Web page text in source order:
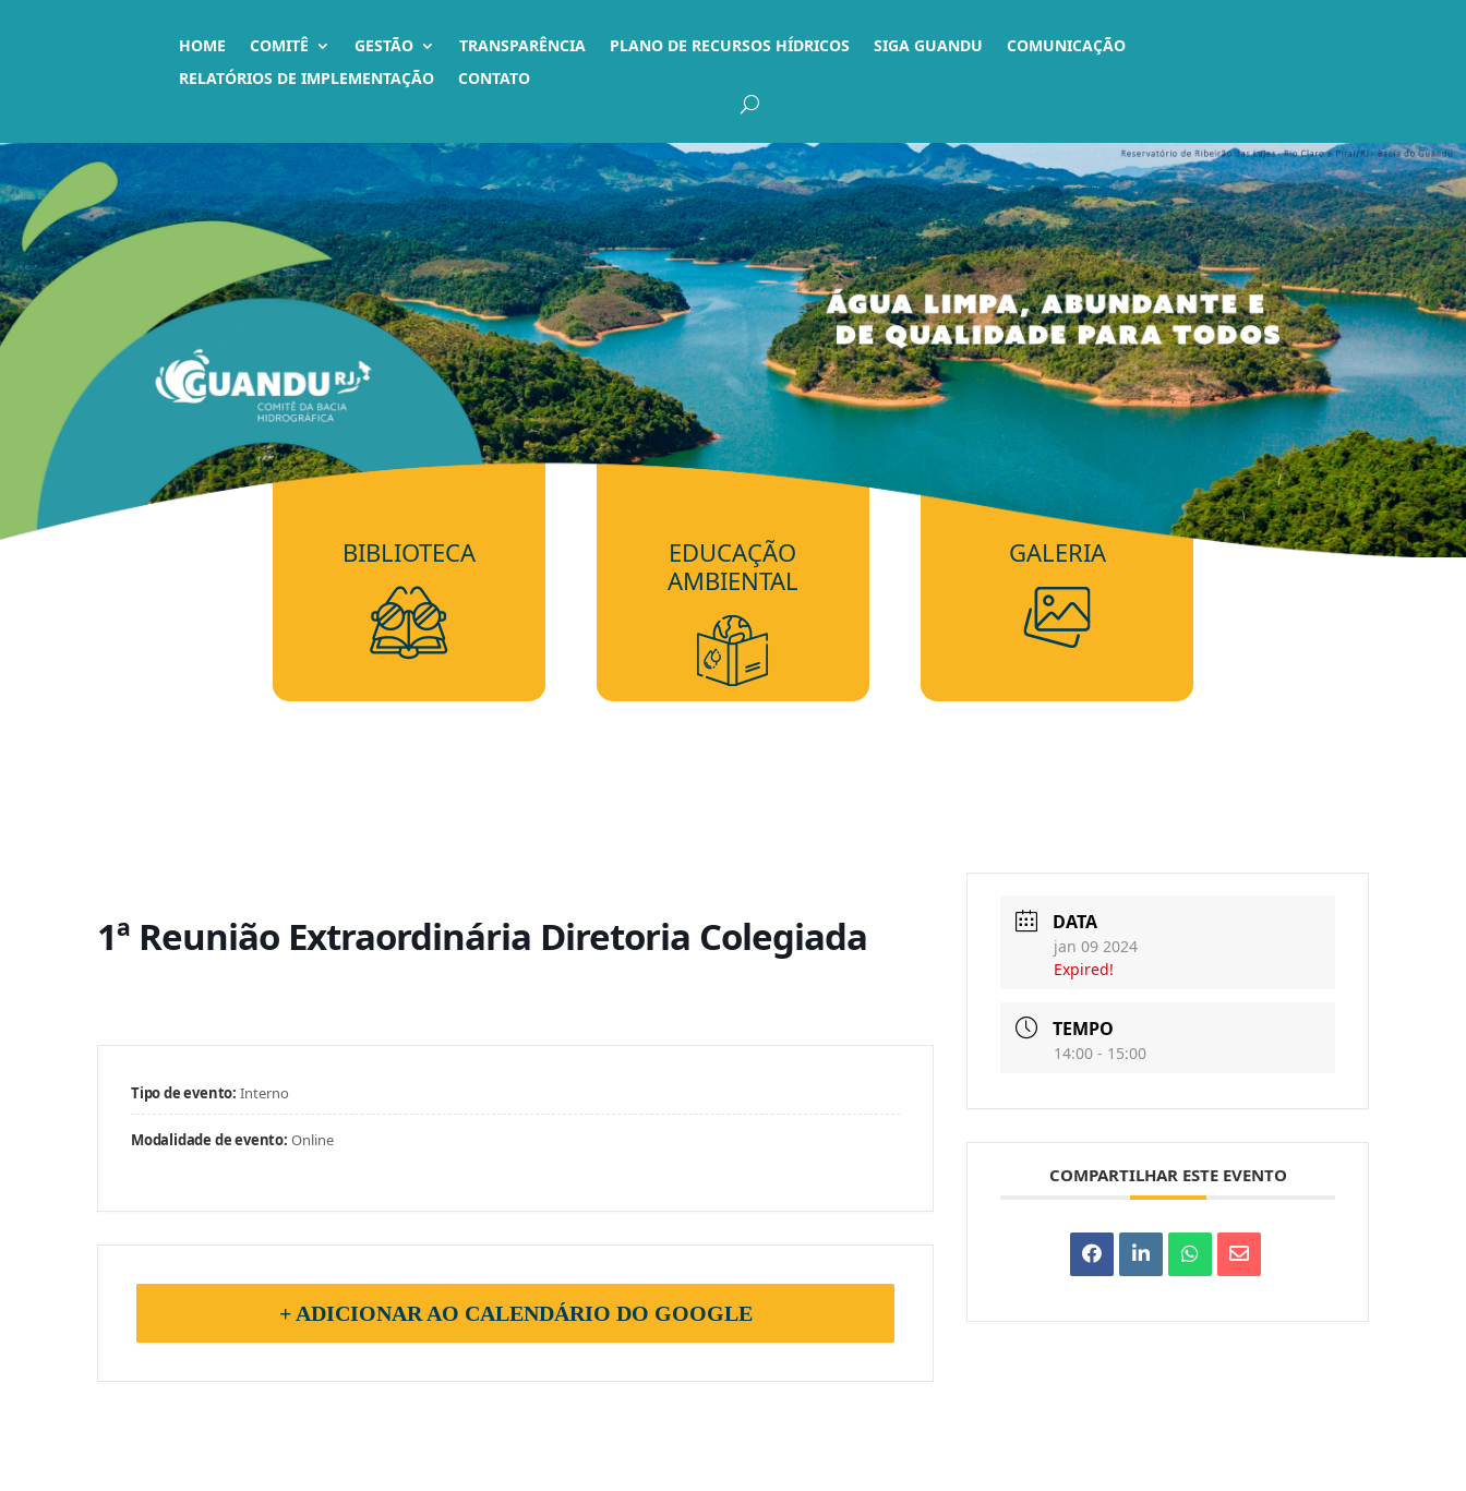
HOME COMITÊ GESTÃO TRANSPARÊNCIA PLANO DE RECURSOS HÍDRICOS SIGA GUANDU
COMUNICAÇÃO
RELATÓRIOS DE IMPLEMENTAÇÃO
CONTATO
BIBLIOTECA
EDUCAÇÃO
AMBIENTAL
GALERIA
1ª Reunião Extraordinária Diretoria Colegiada
Tipo de evento: Interno
Modalidade de evento: Online
+ ADICIONAR AO CALENDÁRIO DO GOOGLE
DATA
jan 09 2024
Expired!
TEMPO
14:00 - 15:00
COMPARTILHAR ESTE EVENTO